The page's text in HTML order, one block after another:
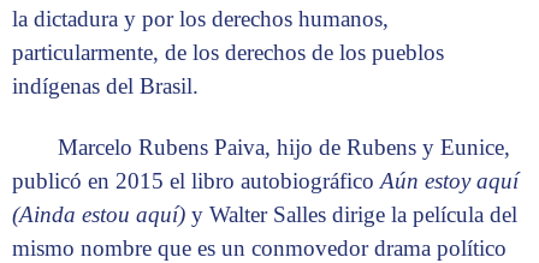
la dictadura y por los derechos humanos,
particularmente, de los derechos de los pueblos
indígenas del Brasil.
Marcelo Rubens Paiva, hijo de Rubens y Eunice,
publicó en 2015 el libro autobiográficoAún estoy aquí
(Ainda estou aquí) y Walter Salles dirige la película del
mismo nombre que es un conmovedor drama político